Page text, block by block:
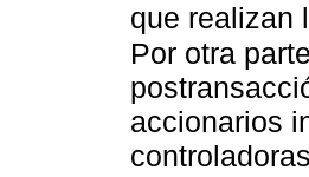
que realizan
Por otra
accionarios